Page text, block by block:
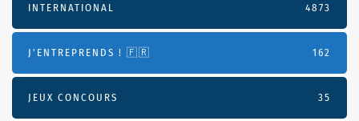
INTERNATIONAL 4873
J'ENTREPRENDS ! 🇫🇷 162
JEUX CONCOURS 35